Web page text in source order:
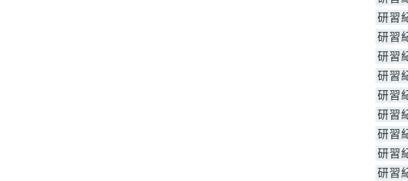
研習
研習
研習
研習
研習
研習
研習
研習
研習